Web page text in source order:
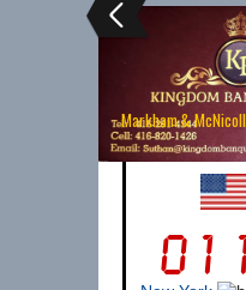
Markham &
UK